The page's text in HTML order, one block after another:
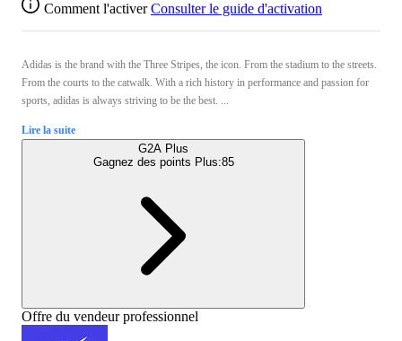
Comment l'activer Consulter le guide d'activation
Adidas is the brand with the Three Stripes, the icon. From the stadium to the streets.
From the courts to the catwalk. With a rich history in performance and passion for
sports, adidas is always striving to be the best. ...
Lire la suite
G2A Plus
Gagnez des points Plus:85
Offre du vendeur professionnel